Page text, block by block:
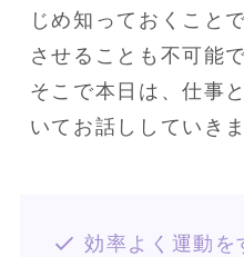
じめ知っておくこと
させることも不可能
そこで本日は、仕事
いてお話ししていきま
効率よく運動を